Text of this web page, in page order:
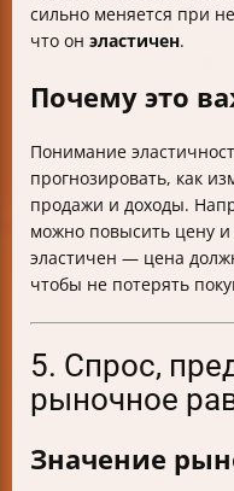
сильно меняется при
что он эластичен.
Почему это
Понимание
прогнозировать, как
продажи и доходы.
можно повысить цену и
эластичен — цена
чтобы не потерять
5. Спрос,
рыночное
Значение